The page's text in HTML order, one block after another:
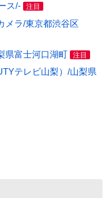
ス/- 注目
メラ/東京都渋谷区
県富士河口湖町 注目
テレビ山梨）/山梨県